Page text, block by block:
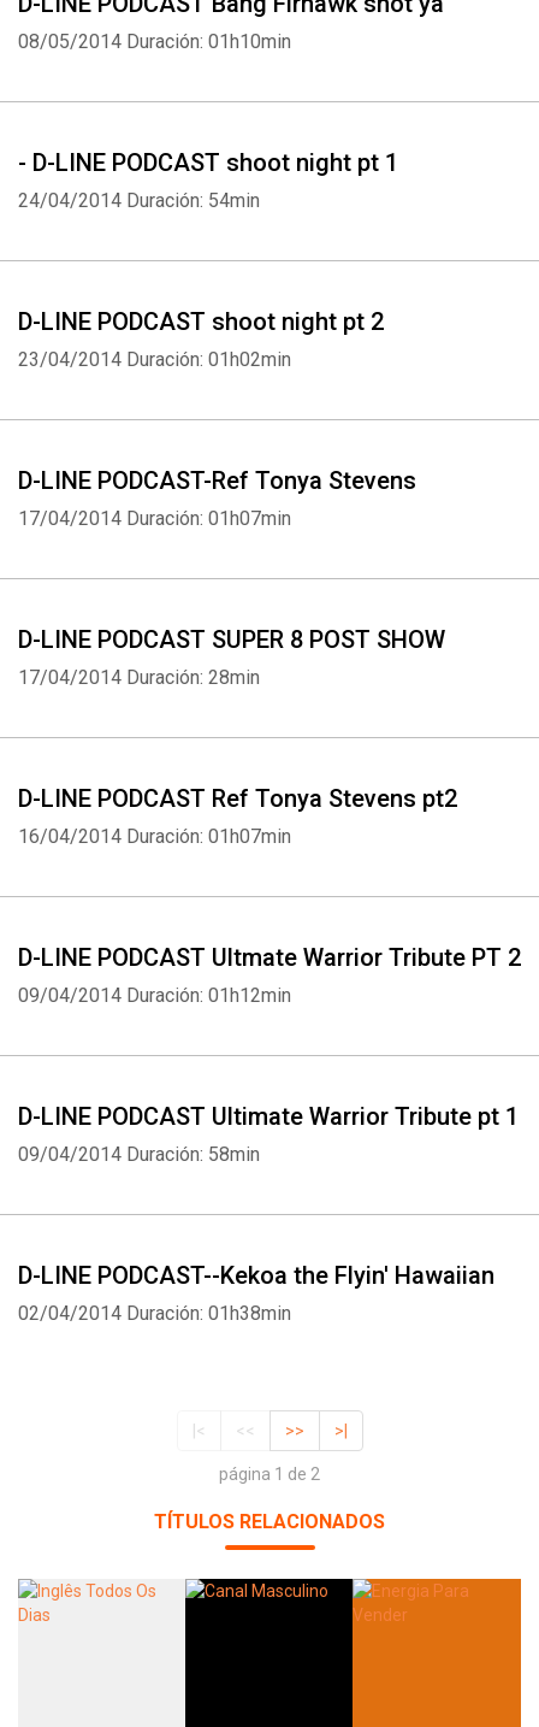
08/05/2014 Duración: 01h10min
- D-LINE PODCAST shoot night pt 1
24/04/2014 Duración: 54min
D-LINE PODCAST shoot night pt 2
23/04/2014 Duración: 01h02min
D-LINE PODCAST-Ref Tonya Stevens
17/04/2014 Duración: 01h07min
D-LINE PODCAST SUPER 8 POST SHOW
17/04/2014 Duración: 28min
D-LINE PODCAST Ref Tonya Stevens pt2
16/04/2014 Duración: 01h07min
D-LINE PODCAST Ultmate Warrior Tribute PT 2
09/04/2014 Duración: 01h12min
D-LINE PODCAST Ultimate Warrior Tribute pt 1
09/04/2014 Duración: 58min
D-LINE PODCAST--Kekoa the Flyin' Hawaiian
02/04/2014 Duración: 01h38min
|< << >> >|
página 1 de 2
TÍTULOS RELACIONADOS
Whatsapp Facebook Twitter